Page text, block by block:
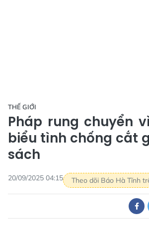
THẾ GIỚI
Pháp rung chuyển
biểu tình chống cắt
sách
20/09/2025 04:15 Theo dõi Báo Hà Tĩnh